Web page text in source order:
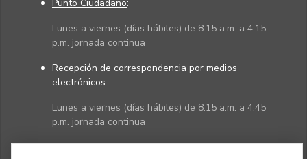
Punto Ciudadano:
Lunes a viernes (días hábiles) de 8:15 a.m. a 4:15
p.m. jornada continua
Recepción de correspondencia por medios
electrónicos:
Lunes a viernes (días hábiles) de 8:15 a.m. a 4:45
p.m. jornada continua